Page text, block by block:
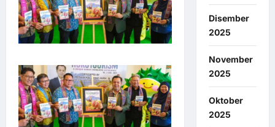
Disember
2025
November
2025
Oktober
2025